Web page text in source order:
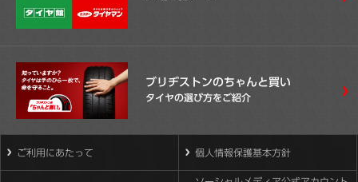
ブリヂストンのちゃんと買い
タイヤの選び方をご紹介
ご利用にあたって 個人情報保護基本方針